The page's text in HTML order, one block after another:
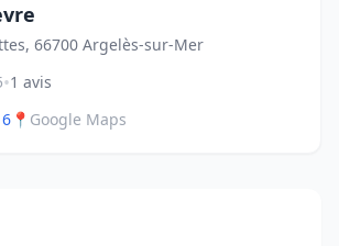
66700 Argelès-sur-Mer
•1 avis
📍 Google Maps